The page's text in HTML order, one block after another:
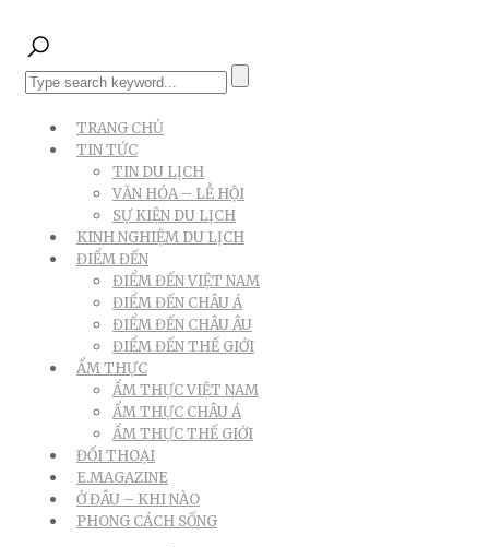
TRANG CHỦ
TIN TỨC
TIN DU LỊCH
VĂN HÓA – LỄ HỘI
SỰ KIỆN DU LỊCH
KINH NGHIỆM DU LỊCH
ĐIỂM ĐẾN
ĐIỂM ĐẾN VIỆT NAM
ĐIỂM ĐẾN CHÂU Á
ĐIỂM ĐẾN CHÂU ÂU
ĐIỂM ĐẾN THẾ GIỚI
ẨM THỰC
ẨM THỰC VIỆT NAM
ẨM THỰC CHÂU Á
ẨM THỰC THẾ GIỚI
ĐỐI THOẠI
E.MAGAZINE
Ở ĐÂU – KHI NÀO
PHONG CÁCH SỐNG